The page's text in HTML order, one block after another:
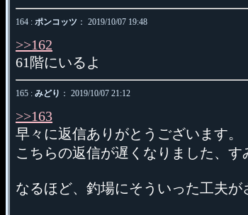
164 : ポンコッツ ： 2019/10/07 19:48
>>162
61階にいるよ
165 : みどり ： 2019/10/07 21:12
>>163
早々に返信ありがとうございます。
こちらの返信が遅くなりました、す
なるほど、釣場にそういった工夫